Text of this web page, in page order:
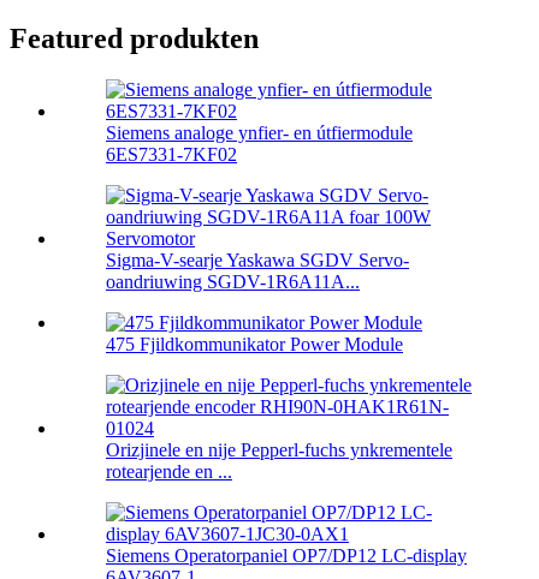
Featured produkten
Siemens analoge ynfier- en útfiermodule
6ES7331-7KF02
Sigma-V-searje Yaskawa SGDV Servo-
oandriuwing SGDV-1R6A11A...
475 Fjildkommunikator Power Module
Orizjinele en nije Pepperl-fuchs ynkrementele
rotearjende en ...
Siemens Operatorpaniel OP7/DP12 LC-display